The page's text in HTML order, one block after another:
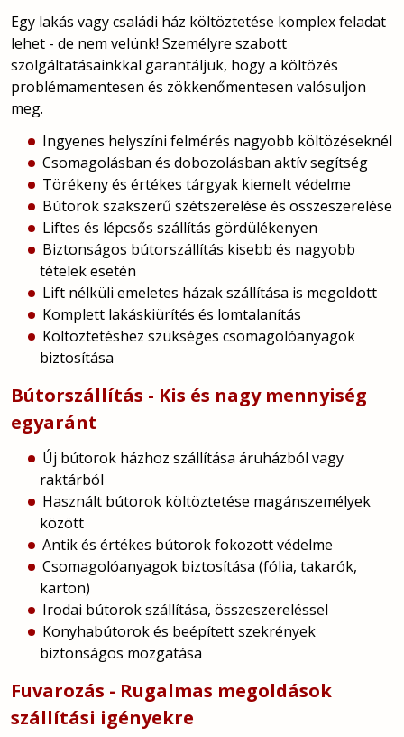
Egy lakás vagy családi ház költöztetése komplex feladat
lehet - de nem velünk! Személyre szabott
szolgáltatásainkkal garantáljuk, hogy a költözés
problémamentesen és zökkenőmentesen valósuljon
meg.
Ingyenes helyszíni felmérés nagyobb költözéseknél
Csomagolásban és dobozolásban aktív segítség
Törékeny és értékes tárgyak kiemelt védelme
Bútorok szakszerű szétszerelése és összeszerelése
Liftes és lépcsős szállítás gördülékenyen
Biztonságos bútorszállítás kisebb és nagyobb
tételek esetén
Lift nélküli emeletes házak szállítása is megoldott
Komplett lakáskiürítés és lomtalanítás
Költöztetéshez szükséges csomagolóanyagok
biztosítása
Bútorszállítás - Kis és nagy mennyiség
egyaránt
Új bútorok házhoz szállítása áruházból vagy
raktárból
Használt bútorok költöztetése magánszemélyek
között
Antik és értékes bútorok fokozott védelme
Csomagolóanyagok biztosítása (fólia, takarók,
karton)
Irodai bútorok szállítása, összeszereléssel
Konyhabútorok és beépített szekrények
biztonságos mozgatása
Fuvarozás - Rugalmas megoldások
szállítási igényekre